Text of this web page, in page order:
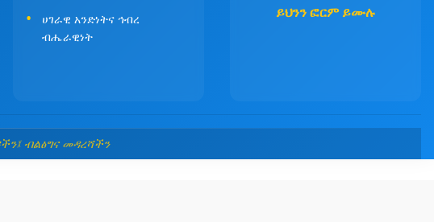
ሀገራዊ አንድነትና ኅብረ
ብሔራዊነት
ይህንን ፎርም ይሙሉ
ብልፅግና መዳረሻችን